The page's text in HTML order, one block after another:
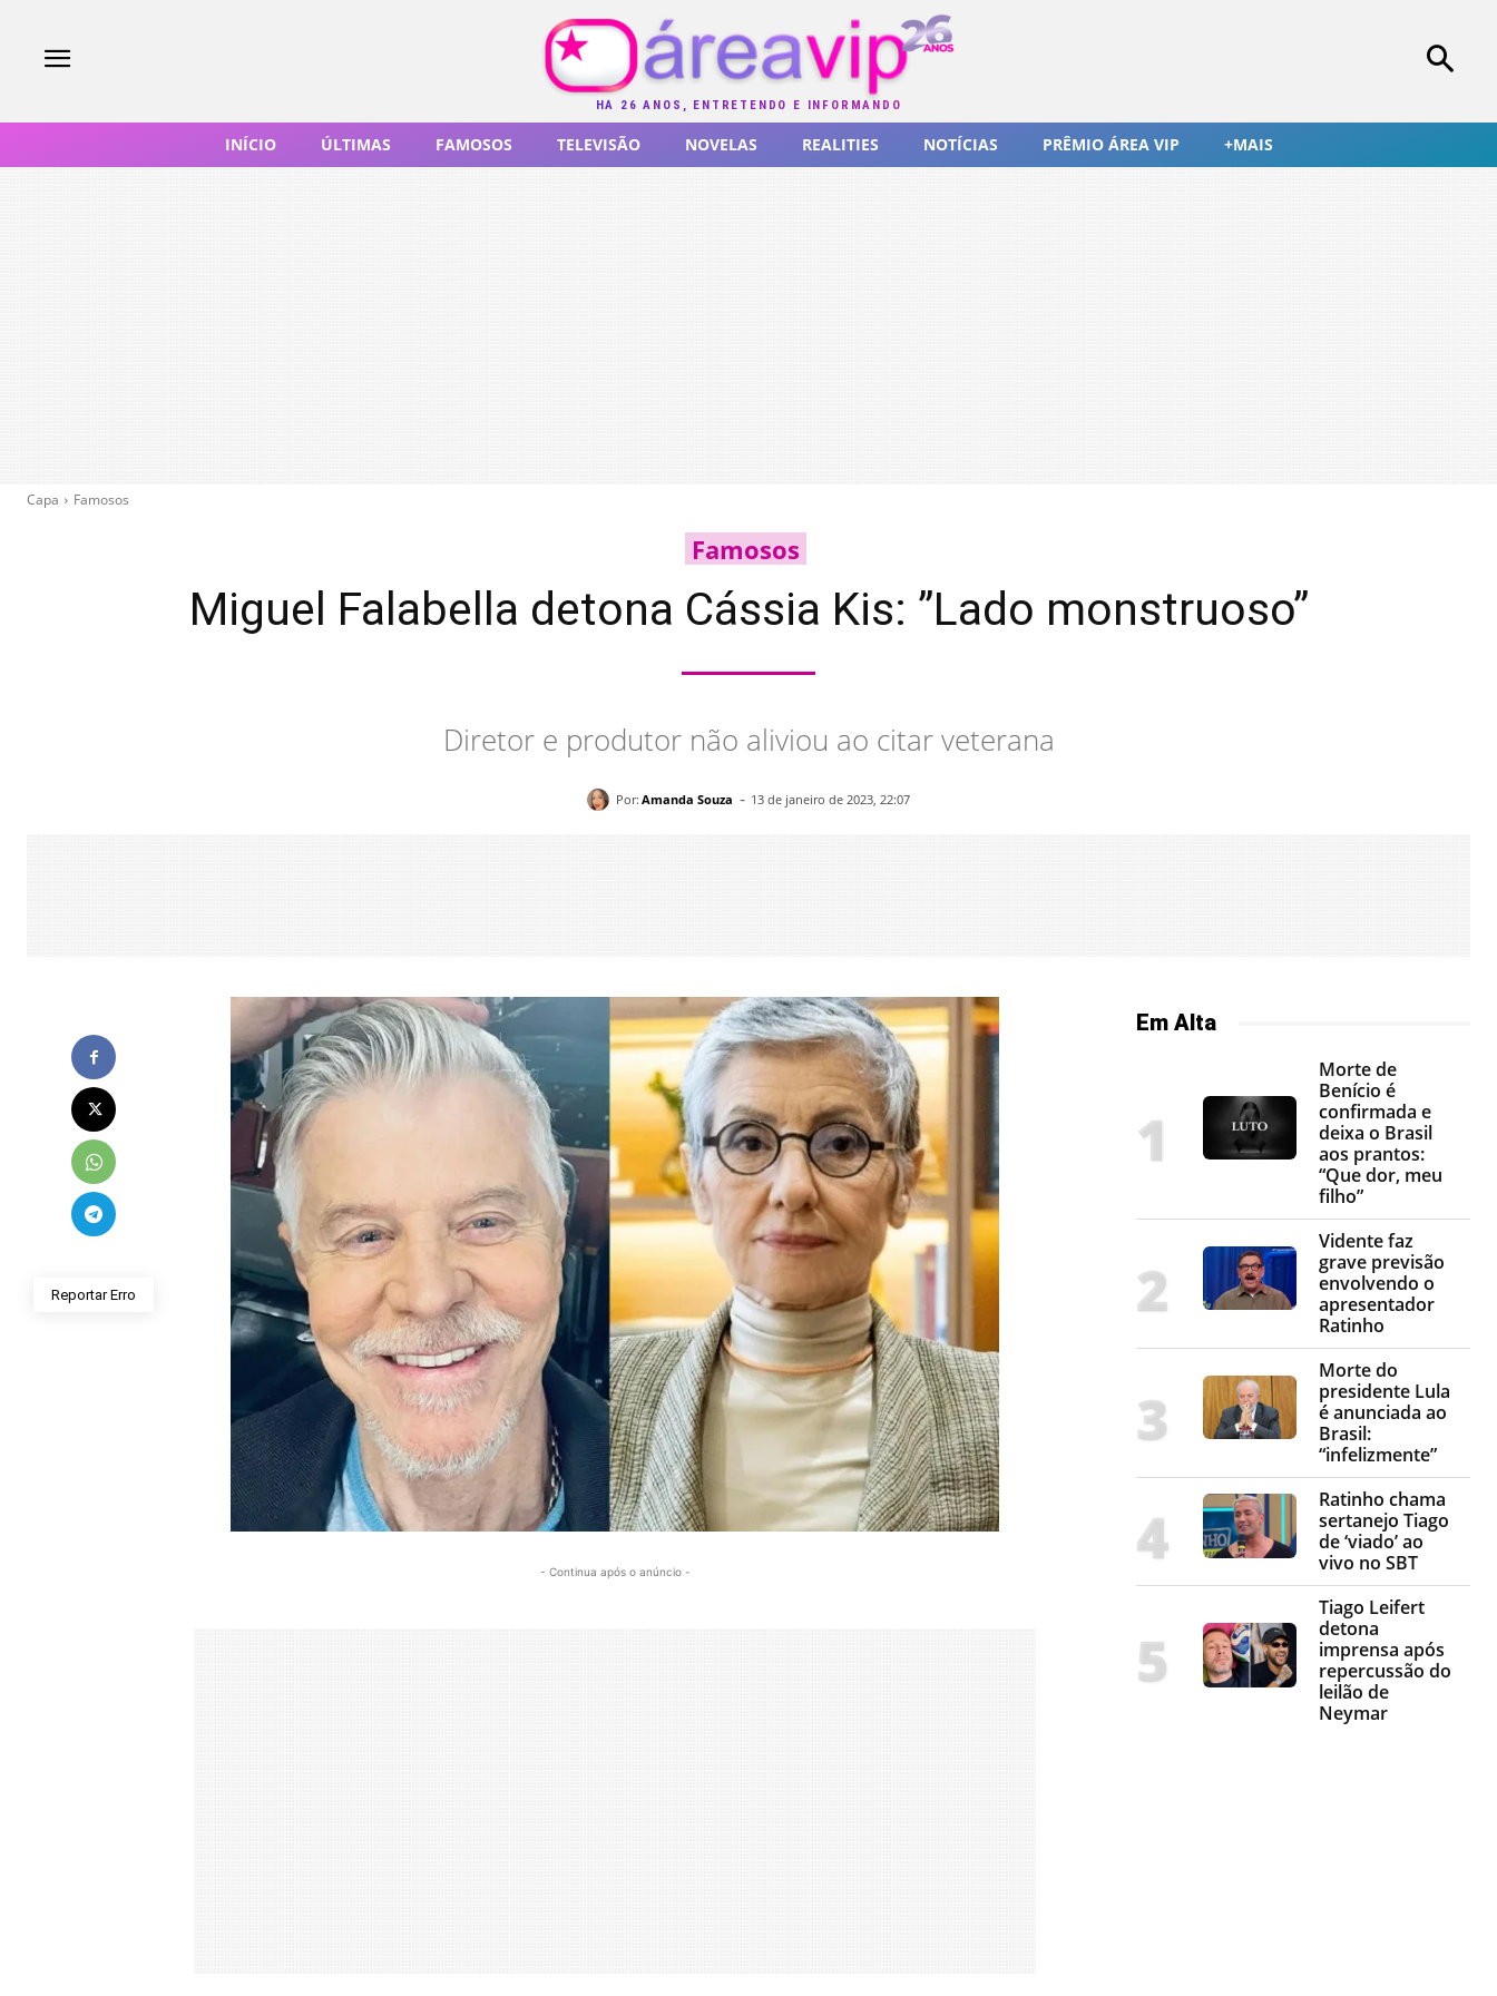
HÁ 26 ANOS, ENTRETENDO E INFORMANDO
INÍCIO ÚLTIMAS FAMOSOS TELEVISÃO NOVELAS REALITIES NOTÍCIAS PRÊMIO ÁREA VIP +MAIS
Capa Famosos
Famosos
Miguel Falabella detona Cássia Kis: ”Lado monstruoso”
Diretor e produtor não aliviou ao citar veterana
Por: Amanda Souza - 13 de janeiro de 2023, 22:07
Reportar Erro
- Continua após o anúncio -
Em Alta
Morte de
Benício é
confirmada e
deixa o Brasil
aos prantos:
“Que dor, meu
filho”
Vidente faz
grave previsão
envolvendo o
apresentador
Ratinho
Morte do
presidente Lula
é anunciada ao
Brasil:
“infelizmente”
Ratinho chama
sertanejo Tiago
de ‘viado’ ao
vivo no SBT
Tiago Leifert
detona
imprensa após
repercussão do
leilão de
Neymar